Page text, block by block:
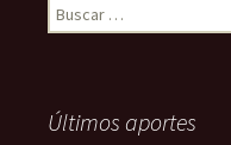
Buscar:
Últimos aportes